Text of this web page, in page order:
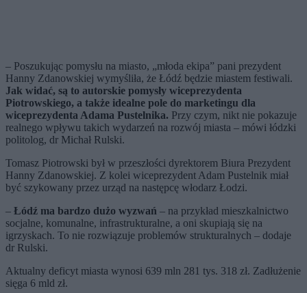
– Poszukując pomysłu na miasto, „młoda ekipa” pani prezydent
Hanny Zdanowskiej wymyśliła, że Łódź będzie miastem festiwali.
Jak widać, są to autorskie pomysły wiceprezydenta
Piotrowskiego, a także idealne pole do marketingu dla
wiceprezydenta Adama Pustelnika. Przy czym, nikt nie pokazuje
realnego wpływu takich wydarzeń na rozwój miasta – mówi łódzki
politolog, dr Michał Rulski.
Tomasz Piotrowski był w przeszłości dyrektorem Biura Prezydent
Hanny Zdanowskiej. Z kolei wiceprezydent Adam Pustelnik miał
być szykowany przez urząd na następcę włodarz Łodzi.
– Łódź ma bardzo dużo wyzwań – na przykład mieszkalnictwo
socjalne, komunalne, infrastrukturalne, a oni skupiają się na
igrzyskach. To nie rozwiązuje problemów strukturalnych – dodaje
dr Rulski.
Aktualny deficyt miasta wynosi 639 mln 281 tys. 318 zł. Zadłużenie
sięga 6 mld zł.